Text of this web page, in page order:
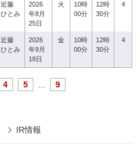
近藤
ひとみ
2026
年8月
25日
火
10時
00分
12時
30分
4
近藤
ひとみ
2026
年9月
18日
金
10時
00分
12時
30分
4
4 5 9
IR情報